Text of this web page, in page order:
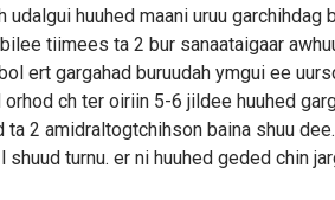
udalgui huuhed maani uruu
tiimees ta 2 bur sanaataigaar
ert gargahad buruudah ymgui ee
orhod ch ter oiriin 5-6 jildee huuhed
ta 2 amidraltogtchihson baina shuu
turnu. er ni huuhed geded chin